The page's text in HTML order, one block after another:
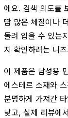
에요. 검색 의도를
땀 많은 체질이나
돌려 입을 수 있는
지 확인하려는 니
이 제품은 남성용
에스테르 소재와
분명하게 가져간
낮고, 실제 리뷰에